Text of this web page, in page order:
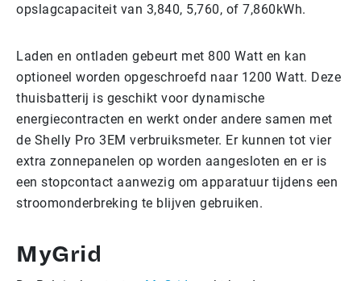
opslagcapaciteit van 3,840, 5,760, of 7,860kWh.
Laden en ontladen gebeurt met 800 Watt en kan
optioneel worden opgeschroefd naar 1200 Watt. Deze
thuisbatterij is geschikt voor dynamische
energiecontracten en werkt onder andere samen met
de Shelly Pro 3EM verbruiksmeter. Er kunnen tot vier
extra zonnepanelen op worden aangesloten en er is
een stopcontact aanwezig om apparatuur tijdens een
stroomonderbreking te blijven gebruiken.
MyGrid